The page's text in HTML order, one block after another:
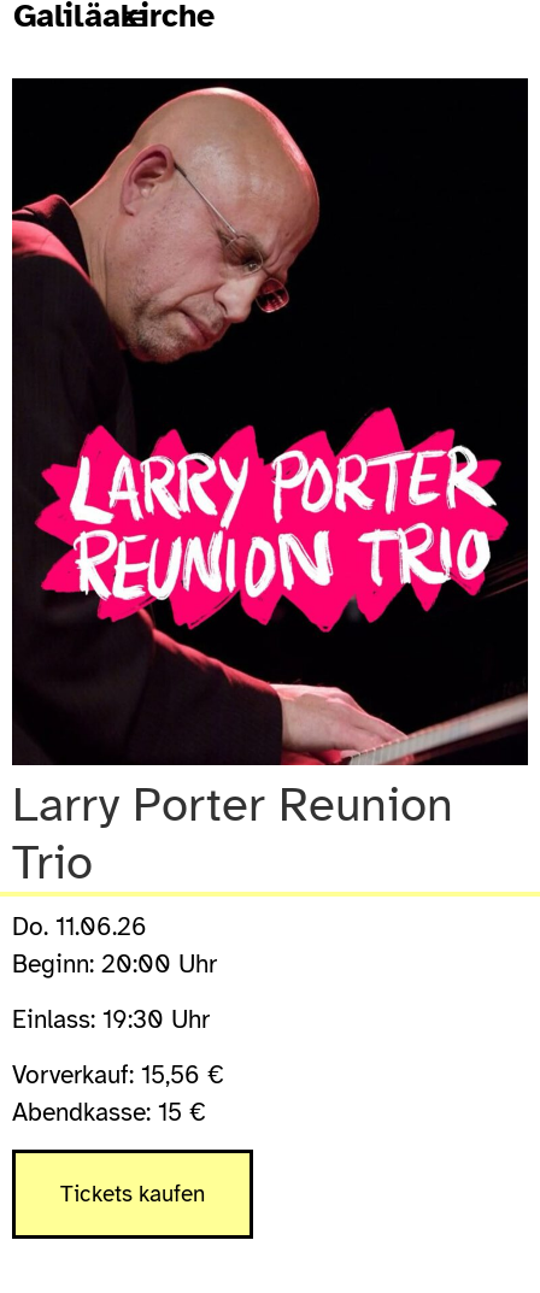
Galiläakirche
Larry Porter Reunion
Trio
Do. 11.06.26
Beginn: 20:00 Uhr
Einlass: 19:30 Uhr
Vorverkauf: 15,56 €
Abendkasse: 15 €
Tickets kaufen